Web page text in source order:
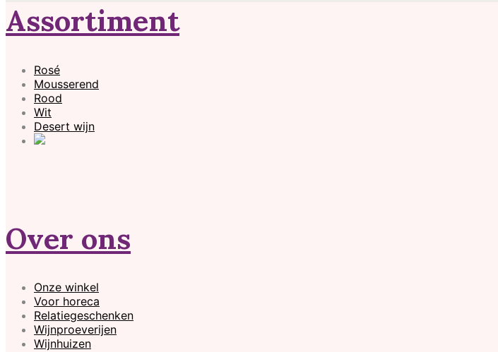
Assortiment
Rosé
Mousserend
Rood
Wit
Desert wijn
Over ons
Onze winkel
Voor horeca
Relatiegeschenken
Wijnproeverijen
Wijnhuizen